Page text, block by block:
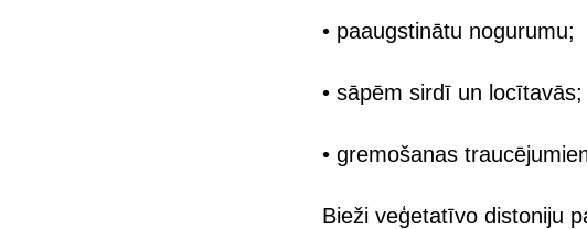
• paaugstinātu nogurumu;
• sāpēm sirdī un locītavās;
• gremošanas
Bieži veģetatīvo distoniju